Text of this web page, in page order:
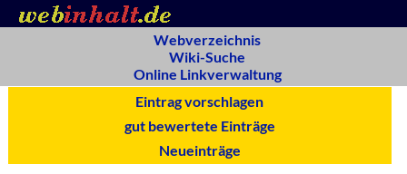
Webverzeichnis
Wiki-Suche
Online Linkverwaltung
Eintrag vorschlagen
gut bewertete Einträge
Neueinträge